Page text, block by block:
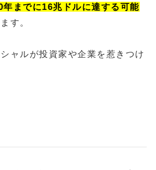
までに16兆ドルに達する可能
す。
ャルが投資家や企業を惹きつけ